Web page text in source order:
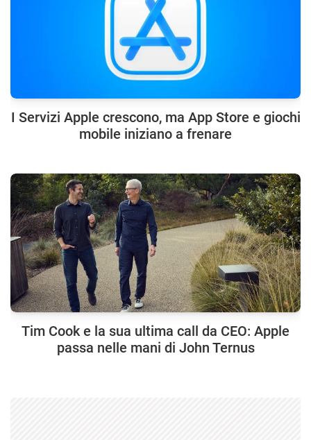
I Servizi Apple crescono, ma App Store e giochi
mobile iniziano a frenare
Tim Cook e la sua ultima call da CEO: Apple
passa nelle mani di John Ternus